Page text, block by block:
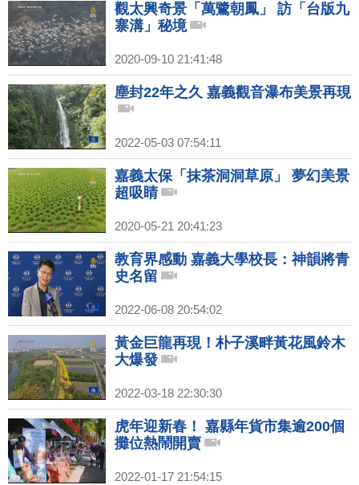
觀太興奇景「萬鷺朝鳳」 訪「台版九
寨溝」秘境
2020-09-10 21:41:48
塵封22年之久 嘉義觀音瀑布美景再現
2022-05-03 07:54:11
嘉義太保「抹茶洞洞草原」 夢幻美景
超吸睛
2020-05-21 20:41:23
教育界感動 嘉義大學校長：神韻將青
史名留
2022-06-08 20:54:02
黃金巨龍再現！朴子溪畔黃花風鈴木
大爆發
2022-03-18 22:30:30
虎年迎新春！ 嘉縣年貨市集逾200個
攤位熱鬧開賣
2022-01-17 21:54:15